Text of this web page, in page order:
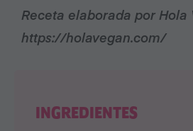
Receta elaborada por Hola
https://holavegan.com/
INGREDIENTES